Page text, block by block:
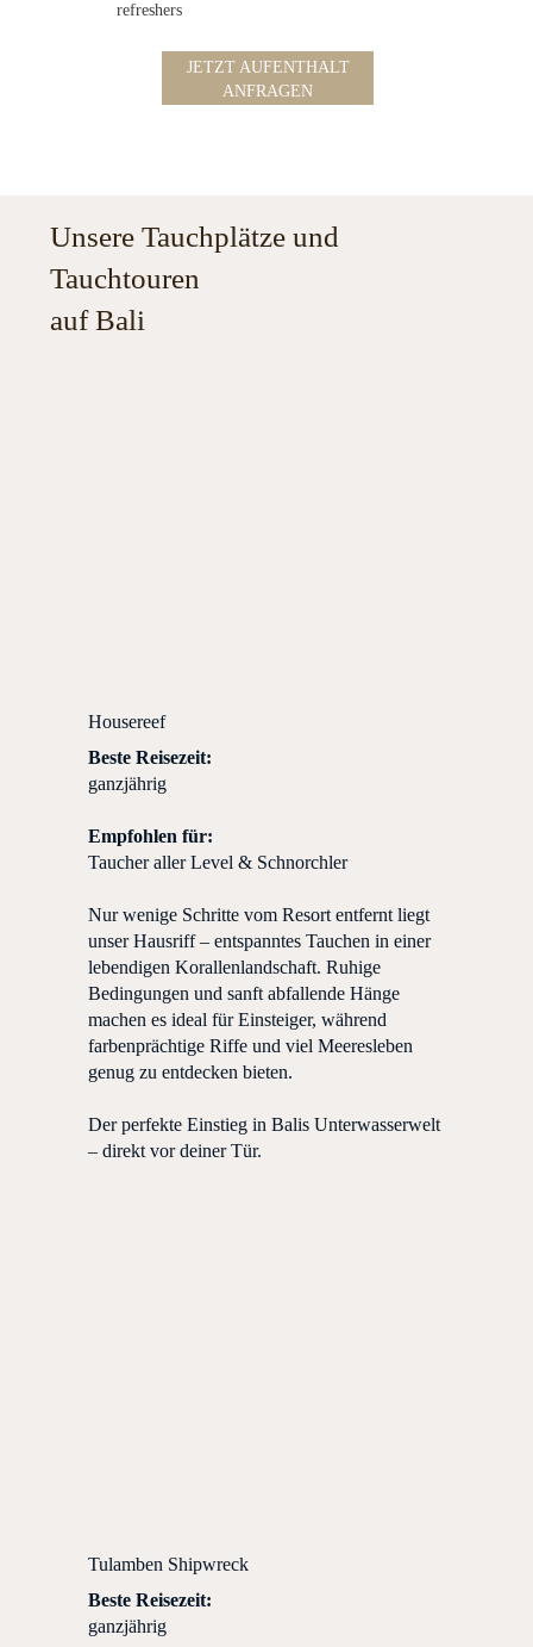
refreshers
JETZT AUFENTHALT
ANFRAGEN
Unsere Tauchplätze und
Tauchtouren
auf Bali
Housereef
Beste Reisezeit:
ganzjährig
Empfohlen für:
Taucher aller Level & Schnorchler
Nur wenige Schritte vom Resort entfernt liegt
unser Hausriff – entspanntes Tauchen in einer
lebendigen Korallenlandschaft. Ruhige
Bedingungen und sanft abfallende Hänge
machen es ideal für Einsteiger, während
farbenprächtige Riffe und viel Meeresleben
genug zu entdecken bieten.
Der perfekte Einstieg in Balis Unterwasserwelt
– direkt vor deiner Tür.
Tulamben Shipwreck
Beste Reisezeit:
ganzjährig